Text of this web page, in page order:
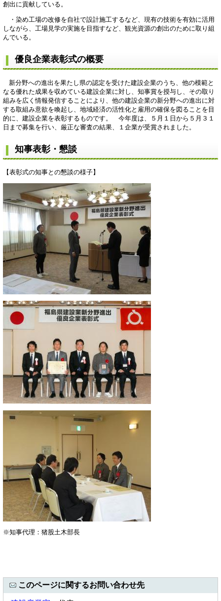
創出に貢献している。
・染め工場の改修を自社で設計施工するなど、現有の技術を有効に活用
しながら、工場見学の実施を目指すなど、観光資源の創出のために取り組
んでいる。
優良企業表彰式の概要
新分野への進出を果たし県の認定を受けた建設企業のうち、他の模範と
なる優れた成果を収めている建設企業に対し、知事賞を授与し、その取り
組みを広く情報発信することにより、他の建設企業の新分野への進出に対
する取組み意欲を喚起し、地域経済の活性化と雇用の確保を図ることを目
的に、建設企業を表彰するものです。 今年度は、５月１日から５月３１
日まで募集を行い、厳正な審査の結果、１企業が受賞されました。
知事表彰・懇談
【表彰式の知事との懇談の様子】
※知事代理：猪股土木部長
このページに関するお問い合わせ先